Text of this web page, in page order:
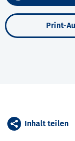
Print-
Inhalt teilen